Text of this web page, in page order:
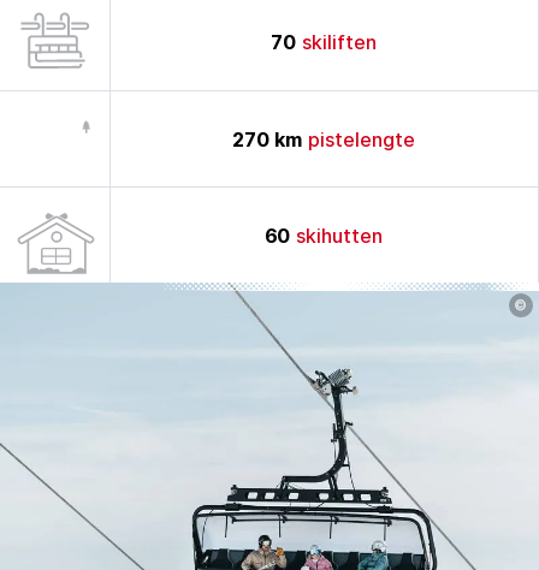
70 skiliften
270 km pistelengte
60 skihutten
©